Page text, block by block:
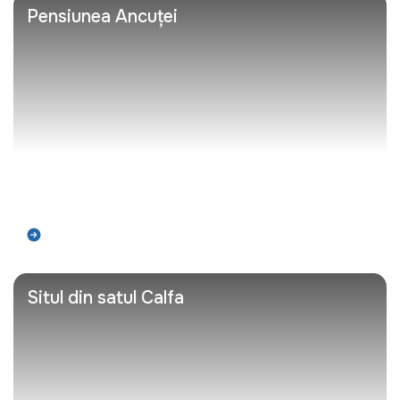
Pensiunea Ancuței
Situl din satul Calfa